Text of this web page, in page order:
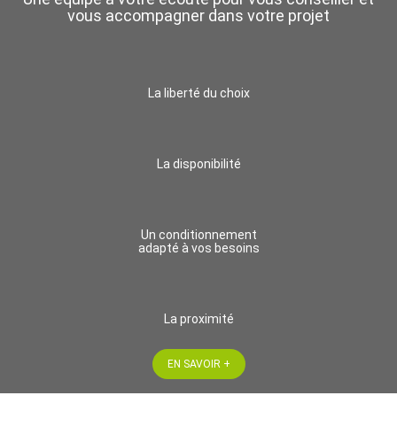
vous accompagner dans votre projet
La liberté du choix
La disponibilité
Un conditionnement
adapté à vos besoins
La proximité
EN SAVOIR +